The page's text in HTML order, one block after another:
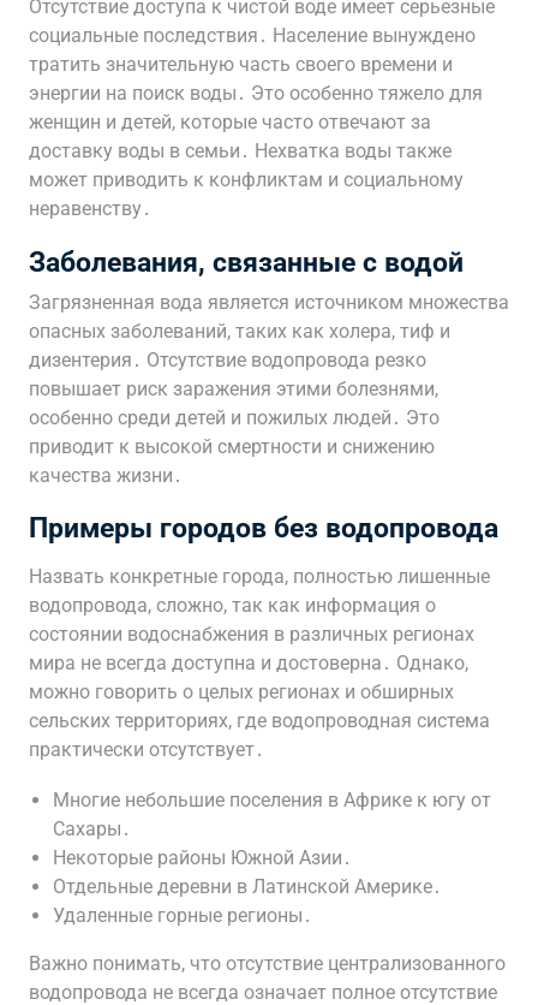
Отсутствие доступа к чистой воде имеет серьезные
социальные последствия․ Население вынуждено
тратить значительную часть своего времени и
энергии на поиск воды․ Это особенно тяжело для
женщин и детей, которые часто отвечают за
доставку воды в семьи․ Нехватка воды также
может приводить к конфликтам и социальному
неравенству․
Заболевания, связанные с водой
Загрязненная вода является источником множества
опасных заболеваний, таких как холера, тиф и
дизентерия․ Отсутствие водопровода резко
повышает риск заражения этими болезнями,
особенно среди детей и пожилых людей․ Это
приводит к высокой смертности и снижению
качества жизни․
Примеры городов без водопровода
Назвать конкретные города, полностью лишенные
водопровода, сложно, так как информация о
состоянии водоснабжения в различных регионах
мира не всегда доступна и достоверна․ Однако,
можно говорить о целых регионах и обширных
сельских территориях, где водопроводная система
практически отсутствует․
Многие небольшие поселения в Африке к югу от
Сахары․
Некоторые районы Южной Азии․
Отдельные деревни в Латинской Америке․
Удаленные горные регионы․
Важно понимать, что отсутствие централизованного
водопровода не всегда означает полное отсутствие